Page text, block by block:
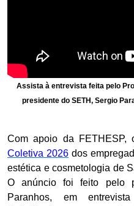
Assista à entrevista feita pelo
presidente do SETH, Sergio
Com apoio da FETHESP,
Coletiva 2026 dos
estética e cosmetologia de
O anúncio foi feito pelo
Paranhos, em